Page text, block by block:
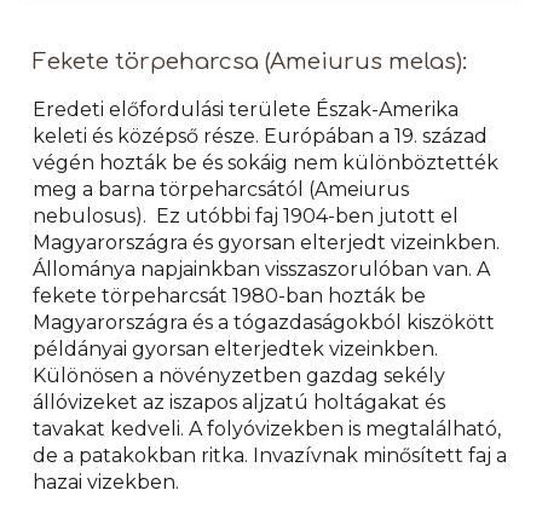
Fekete törpeharcsa (Ameiurus melas):
Eredeti előfordulási területe Észak-Amerika
keleti és középső része. Európában a 19. század
végén hozták be és sokáig nem különböztették
meg a barna törpeharcsától (Ameiurus
nebulosus). Ez utóbbi faj 1904-ben jutott el
Magyarországra és gyorsan elterjedt vizeinkben.
Állománya napjainkban visszaszorulóban van. A
fekete törpeharcsát 1980-ban hozták be
Magyarországra és a tógazdaságokból kiszökött
példányai gyorsan elterjedtek vizeinkben.
Különösen a növényzetben gazdag sekély
állóvizeket az iszapos aljzatú holtágakat és
tavakat kedveli. A folyóvizekben is megtalálható,
de a patakokban ritka. Invazívnak minősített faj a
hazai vizekben.